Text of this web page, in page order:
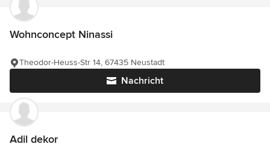
Wohnconcept Ninassi
Nachricht
Theodor-Heuss-Str 14, 67435 Neustadt
Adil dekor